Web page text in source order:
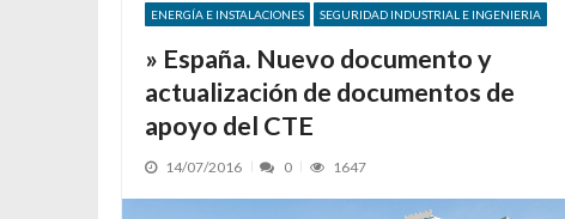
ENERGÍA E INSTALACIONES SEGURIDAD INDUSTRIAL E INGENIERIA
» España. Nuevo documento y
actualización de documentos de
apoyo del CTE
14/07/2016 0 1647